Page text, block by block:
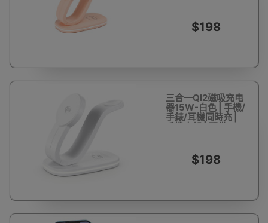
$198
三合一QI2磁吸充电
器15W-白色 | 手機/
手錶/耳機同時充 |
手機支架 | 配備RGB
$198